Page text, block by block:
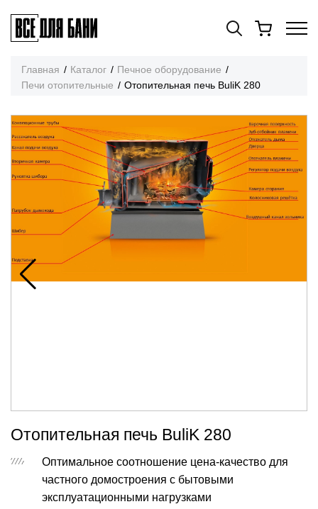
Главная Каталог
Печное оборудование
Печи отопительные
Отопительная печь BuliK 280
Отопительная печь BuliK 280
Оптимальное соотношение цена-качество для
частного домостроения с бытовыми
эксплуатационными нагрузками